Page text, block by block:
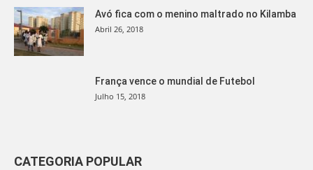
Avó fica com o menino maltrado no Kilamba
Abril 26, 2018
França vence o mundial de Futebol
Julho 15, 2018
CATEGORIA POPULAR